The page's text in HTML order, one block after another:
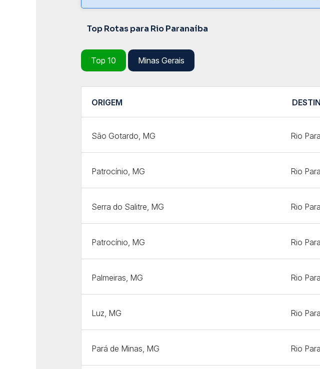
Top Rotas para Rio Paranaíba
Top 10 Minas Gerais
ORIGEM
São Gotardo, MG Rio
Patrocínio, MG Rio
Serra do Salitre, MG Rio
Patrocínio, MG Rio
Palmeiras, MG Rio
Luz, MG Rio
Pará de Minas, MG Rio